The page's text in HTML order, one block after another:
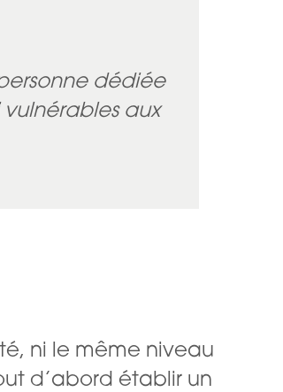
dédiée
vulnérables aux
ni le même niveau
d’abord établir un